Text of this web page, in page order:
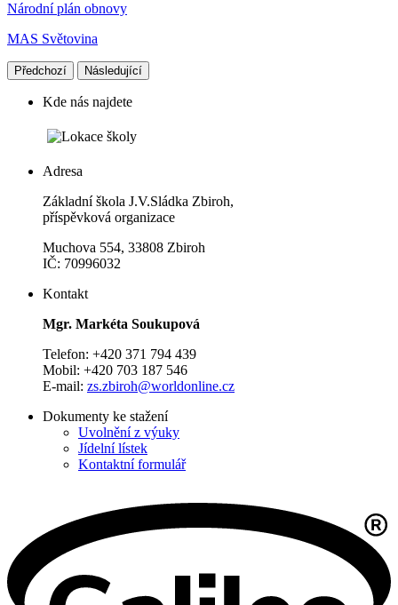
Národní plán obnovy
MAS Světovina
Předchozí Následující
Kde nás najdete
Adresa
Základní škola J.V.Sládka Zbiroh,
příspěvková organizace
Muchova 554, 33808 Zbiroh
IČ: 70996032
Kontakt
Mgr. Markéta Soukupová
Telefon: +420 371 794 439
Mobil: +420 703 187 546
E-mail: zs.zbiroh@worldonline.cz
Dokumenty ke stažení
Uvolnění z výuky
Jídelní lístek
Kontaktní formulář